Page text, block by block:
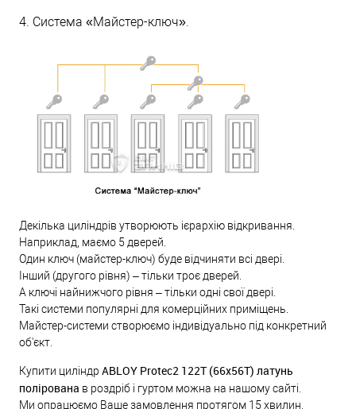
4. Система «Майстер-ключ».
Декілька циліндрів утворюють ієрархію відкривання.
Наприклад, маємо 5 дверей.
Один ключ (майстер-ключ) буде відчиняти всі двері.
Інший (другого рівня) – тільки троє дверей.
А ключі найнижчого рівня – тільки одні свої двері.
Такі системи популярні для комерційних приміщень.
Майстер-системи створюємо індивідуально під конкретний
об'єкт.
Купити циліндр ABLOY Protec2 122T (66x56T) латунь
полірована в роздріб і гуртом можна на нашому сайті.
Ми опрацюємо Ваше замовлення протягом 15 хвилин.